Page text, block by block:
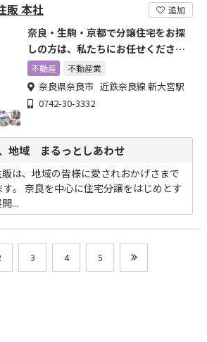
販 本社 追加
奈良・生駒・京都で分譲住宅をお探
しの方は、私たちにお任せくださ
い。
不動産 不動産業
奈良県奈良市 近鉄奈良線 新大宮駅
0742-30-3332
地域 まるっとしあわせ
は、地域の皆様に愛されおかげさまで
。 奈良を中心に住宅分譲をはじめとす
...
3 4 5